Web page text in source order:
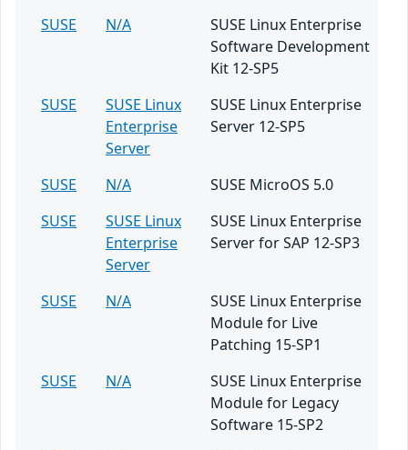
SUSE
N/A
SUSE Linux Enterprise
Software Development
Kit 12-SP5
SUSE
SUSE Linux
Enterprise
Server
SUSE Linux Enterprise
Server 12-SP5
SUSE N/A
SUSE MicroOS 5.0
SUSE
SUSE Linux
Enterprise
Server
SUSE Linux Enterprise
Server for SAP 12-SP3
SUSE N/A
SUSE Linux Enterprise
Module for Live
Patching 15-SP1
SUSE
N/A
SUSE Linux Enterprise
Module for Legacy
Software 15-SP2